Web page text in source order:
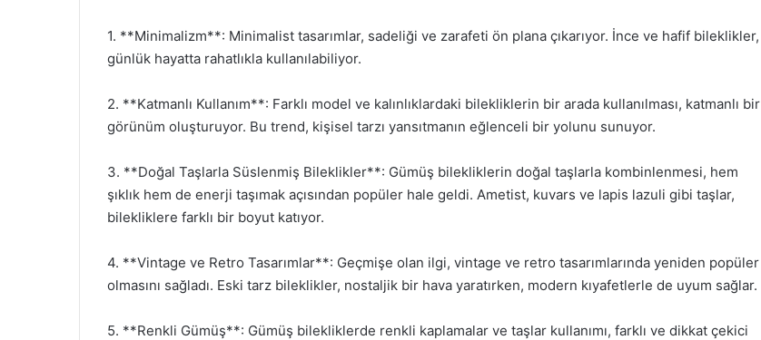
1. **Minimalizm**: Minimalist tasarımlar, sadeliği ve zarafeti ön plana çıkarıyor. İnce ve hafif bileklikler,
günlük hayatta rahatlıkla kullanılabiliyor.
2. **Katmanlı Kullanım**: Farklı model ve kalınlıklardaki bilekliklerin bir arada kullanılması, katmanlı bir
görünüm oluşturuyor. Bu trend, kişisel tarzı yansıtmanın eğlenceli bir yolunu sunuyor.
3. **Doğal Taşlarla Süslenmiş Bileklikler**: Gümüş bilekliklerin doğal taşlarla kombinlenmesi, hem
şıklık hem de enerji taşımak açısından popüler hale geldi. Ametist, kuvars ve lapis lazuli gibi taşlar,
bilekliklere farklı bir boyut katıyor.
4. **Vintage ve Retro Tasarımlar**: Geçmişe olan ilgi, vintage ve retro tasarımlarında yeniden popüler
olmasını sağladı. Eski tarz bileklikler, nostaljik bir hava yaratırken, modern kıyafetlerle de uyum sağlar.
5. **Renkli Gümüş**: Gümüş bilekliklerde renkli kaplamalar ve taşlar kullanımı, farklı ve dikkat çekici